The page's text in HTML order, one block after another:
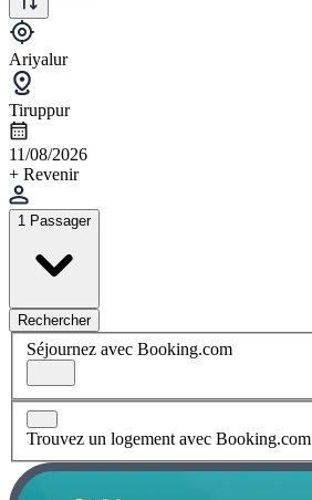
Ariyalur
Tiruppur
11/08/2026
+ Revenir
1 Passager
Rechercher
Séjournez avec Booking.com
Trouvez un logement avec Booking.com